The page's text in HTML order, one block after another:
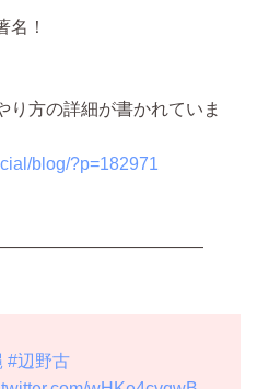
名！
り方の詳細が書かれていま
blog/?p=182971
#辺野古